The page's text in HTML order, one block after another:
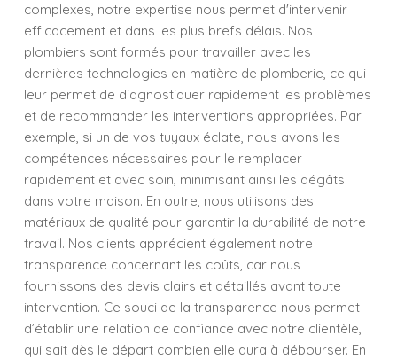
complexes, notre expertise nous permet d'intervenir
efficacement et dans les plus brefs délais. Nos
plombiers sont formés pour travailler avec les
dernières technologies en matière de plomberie, ce qui
leur permet de diagnostiquer rapidement les problèmes
et de recommander les interventions appropriées. Par
exemple, si un de vos tuyaux éclate, nous avons les
compétences nécessaires pour le remplacer
rapidement et avec soin, minimisant ainsi les dégâts
dans votre maison. En outre, nous utilisons des
matériaux de qualité pour garantir la durabilité de notre
travail. Nos clients apprécient également notre
transparence concernant les coûts, car nous
fournissons des devis clairs et détaillés avant toute
intervention. Ce souci de la transparence nous permet
d’établir une relation de confiance avec notre clientèle,
qui sait dès le départ combien elle aura à débourser. En